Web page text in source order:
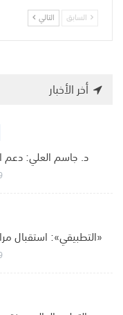
السابق التالي
أخر الأخبار
د. جاسم العلي: دعم
«التطبيقي»: استقبال